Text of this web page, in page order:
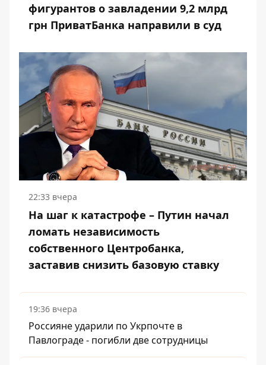
фигурантов о завладении 9,2 млрд
грн ПриватБанка направили в суд
22:33 вчера
На шаг к катастрофе – Путин начал
ломать независимость
собственного Центробанка,
заставив снизить базовую ставку
19:36 вчера
Россияне ударили по Укрпочте в
Павлограде - погибли две сотрудницы